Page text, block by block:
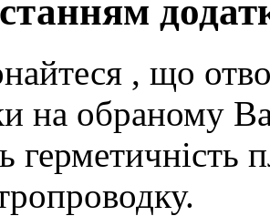
, що
на обраному
герметичність